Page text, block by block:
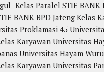
Kelas Paralel STIE BANK
BANK BPD Jateng Kelas
Proklamasi 45
Karyawan Universitas
Universitas Hayam
Karyawan Universitas